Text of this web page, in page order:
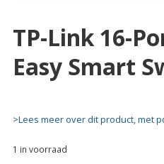
TP-Link 16-
Easy Smart
>Lees meer over dit product, met
1 in voorraad